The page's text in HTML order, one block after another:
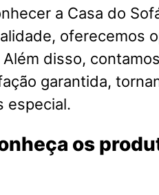
a Casa do
oferecemos
disso,
garantida,
especial.
os